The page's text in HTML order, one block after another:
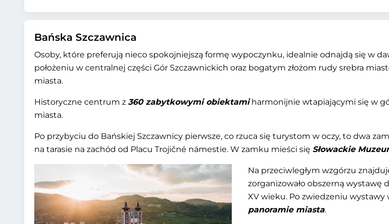
Bańska Szczawnica
Osoby, które preferują nieco spokojniejszą formę wypoczynku, idealnie odnajdą się w
położeniu w centralnej części Gór Szczawnickich oraz bogatym złożom rudy srebra
miasta.
Historyczne centrum z 360 zabytkowymi obiektamiharmonijnie wtapiającymi się w
miasta.
Po przybyciu do Bańskiej Szczawnicy pierwsze, co rzuca się turystom w oczy, to dwa
na tarasie na zachód od Placu Trojičné námestie. W zamku mieści się Słowackie
Na przeciwległym wzgórzu
zorganizowało obszerną wystawę
XV wieku. Po zwiedzeniu
panoramie miasta.